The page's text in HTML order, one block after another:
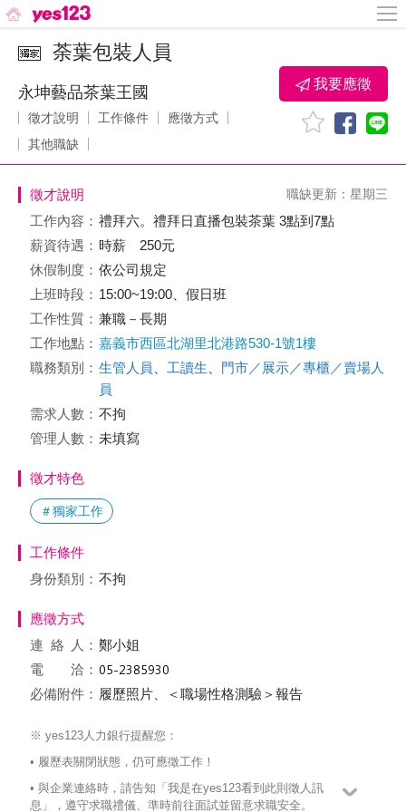
荼葉包裝人員
永坤藝品茶葉王國
徵才說明 工作條件
應徵方式
其他職缺
我要應徵
徵才說明 職缺更新：星期三
工作內容： 禮拜六。禮拜日直播包裝茶葉 3點到7點
薪資待遇： 時薪 250元
休假制度： 依公司規定
上班時段： 15:00~19:00、假日班
工作性質： 兼職－長期
工作地點： 嘉義市西區北湖里北港路530-1號1樓
職務類別： 生管人員 工讀生
門市／展示／專櫃／賣場人
員
需求人數： 不拘
管理人數： 未填寫
徵才特色
＃獨家工作
工作條件
身份類別： 不拘
應徵方式
連絡
人： 鄭小姐
電 洽：
必備附件： 履歷照片、＜職場性格測驗＞報告
※ yes123人力銀行提醒您：
• 履歷表關閉狀態，仍可應徵工作！
• 與企業連絡時，請告知「我是在yes123看到此則徵人訊
息」，遵守求職禮儀、準時前往面試並留意求職安全。